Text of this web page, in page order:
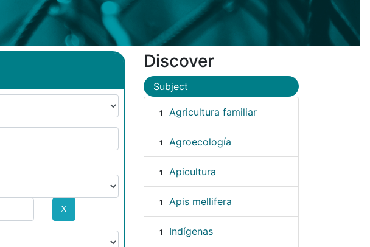
Discover
Subject
1 Agricultura familiar
1 Agroecología
1 Apicultura
1 Apis mellifera
1 Indígenas